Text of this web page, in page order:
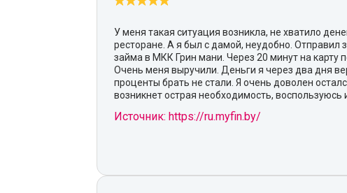
У меня такая ситуация возникла, не хватило
ресторане. А я был с дамой, неудобно. Отправил
займа в МКК Грин мани. Через 20 минут на карту
Очень меня выручили. Деньги я через два дня
проценты брать не стали. Я очень доволен
возникнет острая необходимость, воспользуюсь
Источник: https://ru.myfin.by/